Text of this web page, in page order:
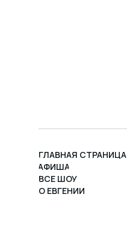
ГЛАВНАЯ СТРАНИЦА
АФИША
ВСЕ ШОУ
О ЕВГЕНИИ